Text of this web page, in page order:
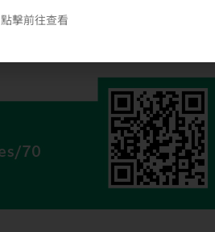
點擊前往查看